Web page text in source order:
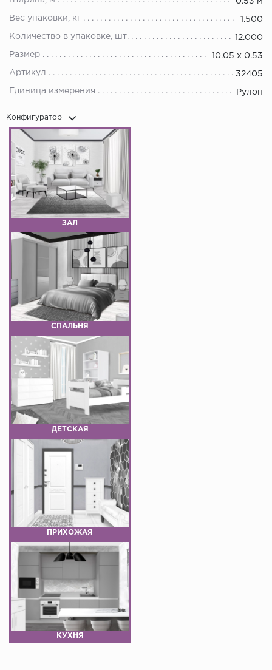
Вес упаковки, кг 1.500
Количество в упаковке, шт. 12.000
Размер 10.05 х 0.53
Артикул 32405
Единица измерения Рулон
Конфигуратор
ЗАЛ
СПАЛЬНЯ
ДЕТСКАЯ
ПРИХОЖАЯ
КУХНЯ